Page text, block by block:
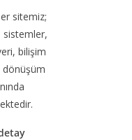
sitemiz;
sistemler,
bilişim